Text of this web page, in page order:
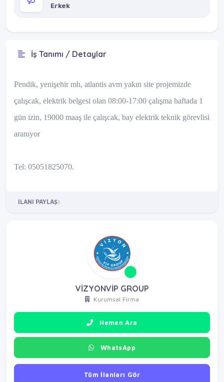
Erkek
İş Tanımı / Detaylar
Pendik, yenişehir mh, atlantis avm yakın site projemizde
çalışcak, elektrik belgesi olan 08:00-17:00 çalışma haftada 1
gün izin, 19000 maaş ile çalışcak, bay elektrik teknik görevlisi
aranıyor
Tel: 05051825070.
İLANI PAYLAŞ:
VİZYONVİP GROUP
Kurumsal Firma
Hemen Ara
WhatsApp
Tüm İlanları Gör